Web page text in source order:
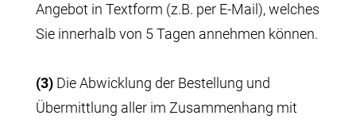
Angebot in Textform (z.B. per E-Mail), welches
Sie innerhalb von 5 Tagen annehmen können.
(3)Die Abwicklung der Bestellung und
Übermittlung aller im Zusammenhang mit